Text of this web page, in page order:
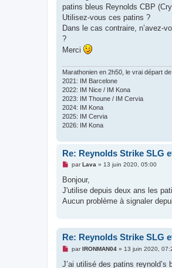
g
n
o
u
patins bleus Reynolds CBP
Utilisez-vous ces patins ?
Dans le cas contraire, n’avez-
?
Merci
Marathonien en 2h50, le vrai départ
2021: IM Barcelone
2022: IM Nice / IM Kona
2023: IM Thoune / IM Cervia
2024: IM Kona
2025: IM Cervia
2026: IM Kona
Re: Reynolds Strike SLG
M
s
a
g
n
l
u
par Lava» 13 juin 2020, 05:00
Bonjour,
J'utilise depuis deux ans les
Aucun problème à signaler
Re: Reynolds Strike SLG
M
s
parIRONMAN04» 13 juin 2020,
J’ai utilisé des patins